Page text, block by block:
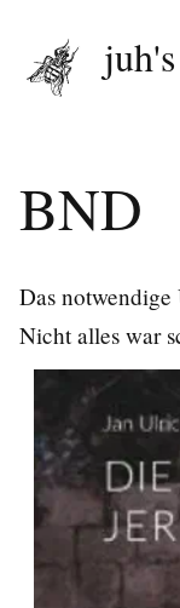
BND
Das notwendige
Nicht alles war